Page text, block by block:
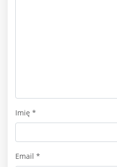
Imię *
Email *